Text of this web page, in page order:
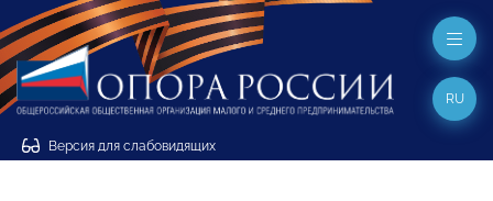
Версия для слабовидящих
RU